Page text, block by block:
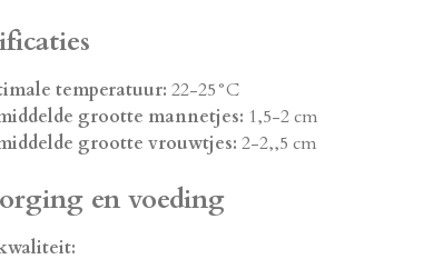
temperatuur: 22-25°C
grootte mannetjes: 1,5-2 cm
grootte vrouwtjes: 2-2,,5 cm
en voeding